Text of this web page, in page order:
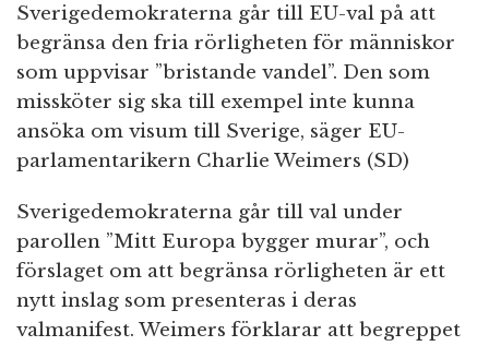
Sverigedemokraterna går till EU-val på att
begränsa den fria rörligheten för människor
som uppvisar ”bristande vandel”. Den som
missköter sig ska till exempel inte kunna
ansöka om visum till Sverige, säger EU-
parlamentarikern Charlie Weimers (SD)
Sverigedemokraterna går till val under
parollen ”Mitt Europa bygger murar”, och
förslaget om att begränsa rörligheten är ett
nytt inslag som presenteras i deras
valmanifest. Weimers förklarar att begreppet